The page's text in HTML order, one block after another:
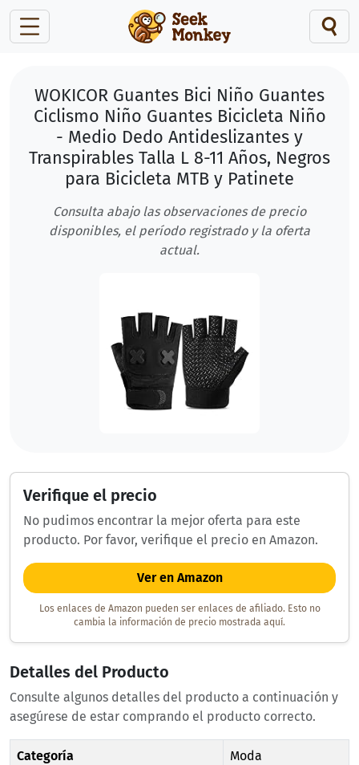
WOKICOR Guantes Bici Niño Guantes
Ciclismo Niño Guantes Bicicleta Niño
- Medio Dedo Antideslizantes y
Transpirables Talla L 8-11 Años, Negros
para Bicicleta MTB y Patinete
Consulta abajo las observaciones de precio
disponibles, el período registrado y la oferta
actual.
Verifique el precio
No pudimos encontrar la mejor oferta para este
producto. Por favor, verifique el precio en Amazon.
Ver en Amazon
Los enlaces de Amazon pueden ser enlaces de afiliado. Esto no
cambia la información de precio mostrada aquí.
Detalles del Producto
Consulte algunos detalles del producto a continuación y
asegúrese de estar comprando el producto correcto.
Categoría Moda